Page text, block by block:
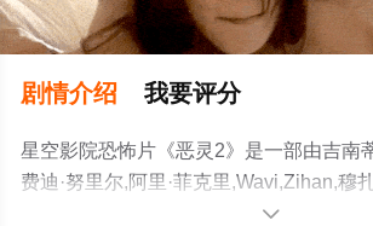
剧情介绍 我要评分
星空影院恐怖片《恶灵2》是一部由吉南
费迪·努里尔,阿里·菲克里,Wavi,Zihan,穆
精彩演绎的印度尼西亚电影，大结局剧情
